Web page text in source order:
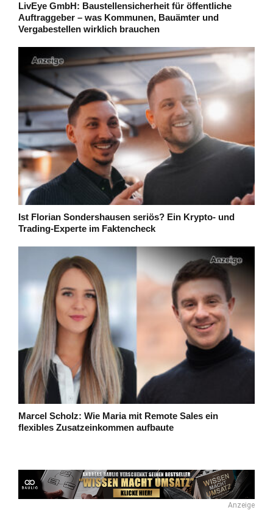
LivEye GmbH: Baustellensicherheit für öffentliche
Auftraggeber – was Kommunen, Bauämter und
Vergabestellen wirklich brauchen
Ist Florian Sondershausen seriös? Ein Krypto- und
Trading-Experte im Faktencheck
Marcel Scholz: Wie Maria mit Remote Sales ein
flexibles Zusatzeinkommen aufbaute
Anzeige